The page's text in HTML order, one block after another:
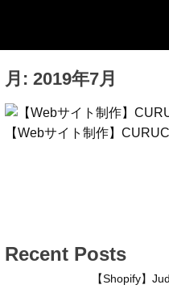
content
ムページ制作・Web開発・
ーデイズ ChoppyDays
月: 2019年7月
【Webサイト制作】
Recent Posts
【Shopify】